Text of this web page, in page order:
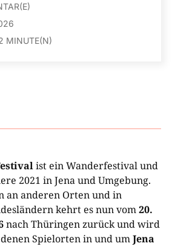
MINUTE(N)
ist ein Wanderfestival und
2021 in Jena und Umgebung.
an anderen Orten und in
kehrt es nun vom20.
nach Thüringen zurück und wird
Spielorten in und umJena